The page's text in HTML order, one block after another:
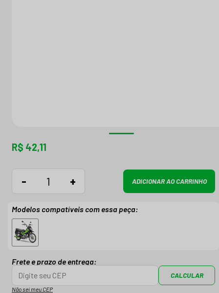
R$ 42,11
- + ADICIONAR AO CARRINHO
Modelos compatíveis com essa peça:
Frete e prazo de entrega:
CALCULAR
Não sei meu CEP